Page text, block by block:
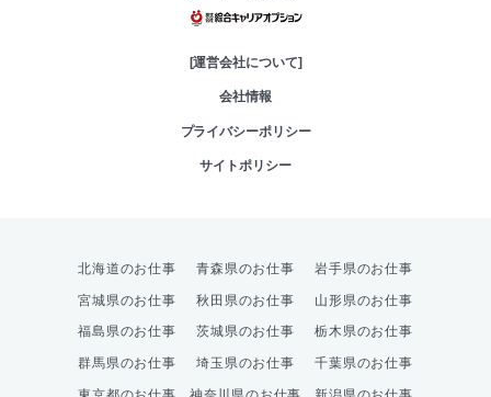
[運営会社について]
会社情報
プライバシーポリシー
サイトポリシー
北海道のお仕事 青森県のお仕事 岩手県のお仕事
宮城県のお仕事 秋田県のお仕事 山形県のお仕事
福島県のお仕事 茨城県のお仕事 栃木県のお仕事
群馬県のお仕事 埼玉県のお仕事 千葉県のお仕事